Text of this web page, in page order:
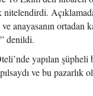
nitelendirdi.
anayasanın ortadan
denildi.
yapılan şüpheli
ve bu pazarlık